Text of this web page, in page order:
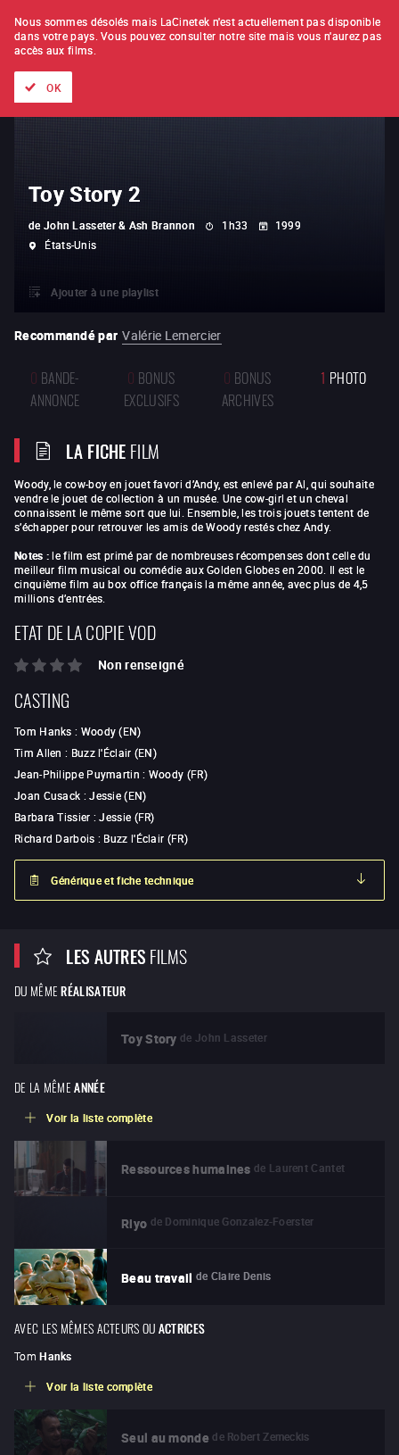
À L'UNITÉ ABONNEMENT
Toy Story 2
de John Lasseter & Ash Brannon 1h33
1999
États-Unis
Ajouter à une playlist
Recommandé par Valérie Lemercier
0 BANDE-
ANNONCE
0 BONUS
EXCLUSIFS
0 BONUS
ARCHIVES
1 PHOTO
LA FICHEFILM
Woody, le cow-boy en jouet favori d’Andy, est enlevé par Al, qui souhaite
vendre le jouet de collection à un musée. Une cow-girl et un cheval
connaissent le même sort que lui. Ensemble, les trois jouets tentent de
s’échapper pour retrouver les amis de Woody restés chez Andy.
Notes :le film est primé par de nombreuses récompenses dont celle du
meilleur film musical ou comédie aux Golden Globes en 2000. Il est le
cinquième film au box office français la même année, avec plus de 4,5
millions d’entrées.
ETAT DE LA COPIE VOD
Non renseigné
CASTING
Tom Hanks : Woody (EN)
Tim Allen : Buzz l'Éclair (EN)
Jean-Philippe Puymartin : Woody (FR)
Joan Cusack :Jessie (EN)
Barbara Tissier :Jessie (FR)
Richard Darbois : Buzz l'Éclair (FR)
Générique et fiche technique
LES AUTRESFILMS
DU MÊME RÉALISATEUR
Toy Story de John Lasseter
DE LA MÊME ANNÉE
Voir la liste complète
Ressources humaines de Laurent Cantet
Riyo de Dominique Gonzalez-Foerster
Beau travail de Claire Denis
AVEC LES MÊMES ACTEURS OUACTRICES
Tom Hanks
Voir la liste complète
Seul au monde de Robert Zemeckis
Nous sommes désolés mais LaCinetek n'est actuellement pas disponible
dans votre pays. Vous pouvez consulter notre site mais vous n'aurez pas
accès aux films.
OK